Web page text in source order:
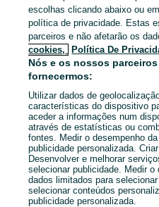
escolhas clicando abaixo ou
política de privacidade. Estas
parceiros e não afetarão os
cookies,
Política De
Nós e os nossos
fornecermos:
Utilizar dados de
características do dispositivo
aceder a informações num
através de estatísticas ou
fontes. Medir o desempenho
publicidade personalizada.
Desenvolver e melhorar
selecionar publicidade. Medir
dados limitados para
selecionar conteúdos
publicidade personalizada.